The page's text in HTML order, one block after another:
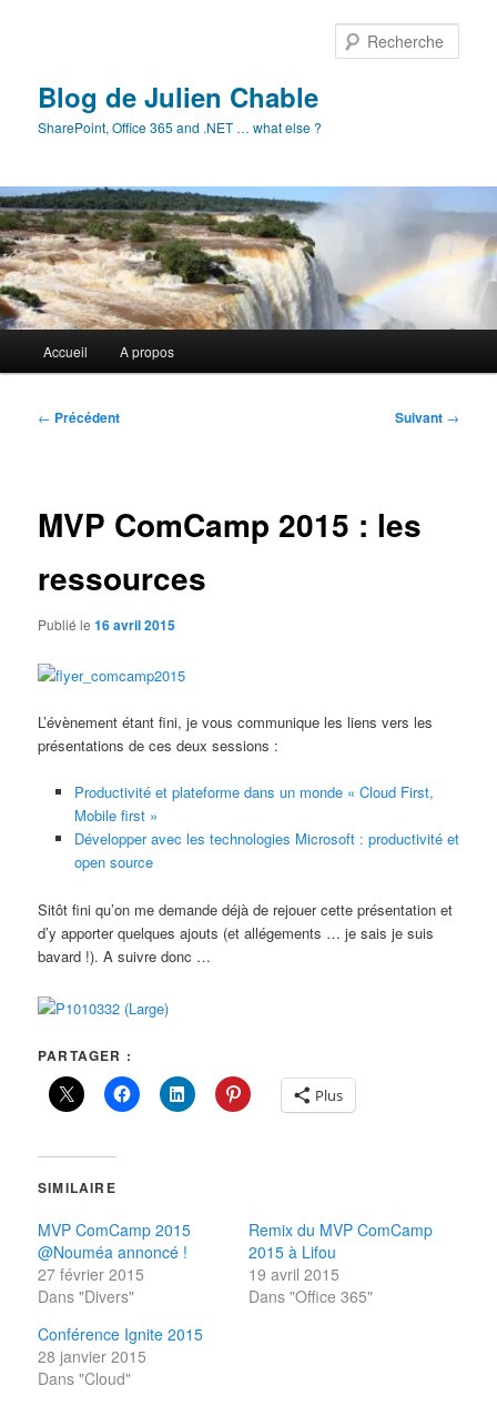
Blog de Julien Chable
SharePoint, Office 365 and .NET … what else ?
principal
Accueil A propos
Navigation
← Précédent Suivant →
MVP ComCamp 2015 : les
ressources
Publié le16 avril 2015
L’évènement étant fini, je vous communique les liens vers les
présentations de ces deux sessions :
Productivité et plateforme dans un monde « Cloud First,
Mobile first »
Développer avec les technologies Microsoft : productivité et
open source
Sitôt fini qu’on me demande déjà de rejouer cette présentation et
d’y apporter quelques ajouts (et allégements … je sais je suis
bavard !). A suivre donc …
PARTAGER :
Plus
SIMILAIRE
MVP ComCamp 2015
@Nouméa annoncé !
27 février 2015
Dans "Divers"
Remix du MVP ComCamp
2015 à Lifou
19 avril 2015
Dans "Office 365"
Conférence Ignite 2015
28 janvier 2015
Dans "Cloud"